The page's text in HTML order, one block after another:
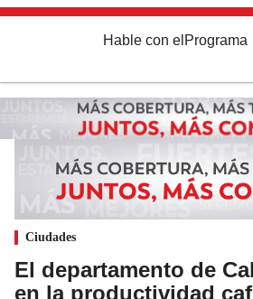
Hable con el Programa
Ciudades
El departamento de
en la productividad